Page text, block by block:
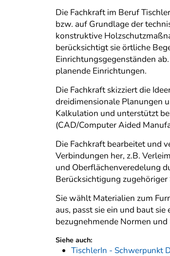
Die Fachkraft im Beruf
bzw. auf Grundlage der
konstruktive
berücksichtigt sie örtliche
Einrichtungsgegenständen
planende Einrichtungen.
Die Fachkraft skizziert die
dreidimensionale Planungen
Kalkulation und unterstützt
(CAD/Computer Aided
Die Fachkraft bearbeitet und
Verbindungen her, z.B.
und Oberflächenveredelung
Berücksichtigung
Sie wählt Materialien zum
aus, passt sie ein und baut
bezugnehmende Normen
Siehe auch:
TischlerIn - Schwerpunkt